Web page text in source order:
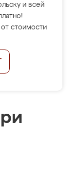
и всей
стоимости